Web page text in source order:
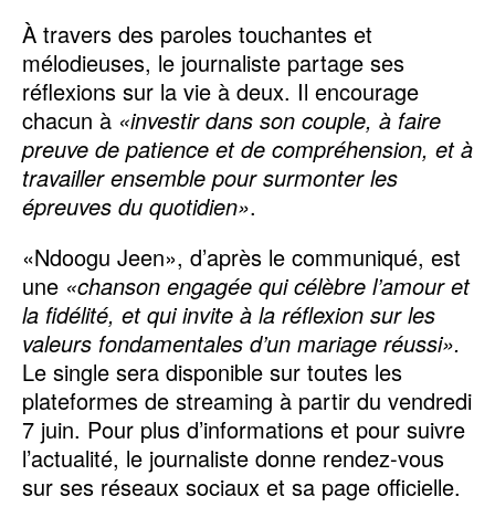
À travers des paroles touchantes et
mélodieuses, le journaliste partage ses
réflexions sur la vie à deux. Il encourage
chacun à «investir dans son couple, à faire
preuve de patience et de compréhension, et à
travailler ensemble pour surmonter les
épreuves du quotidien».
«Ndoogu Jeen», d’après le communiqué, est
une «chanson engagée qui célèbre l’amour et
la fidélité, et qui invite à la réflexion sur les
valeurs fondamentales d’un mariage réussi».
Le single sera disponible sur toutes les
plateformes de streaming à partir du vendredi
7 juin. Pour plus d’informations et pour suivre
l’actualité, le journaliste donne rendez-vous
sur ses réseaux sociaux et sa page officielle.